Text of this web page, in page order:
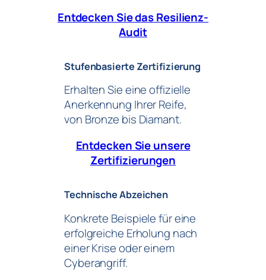
Entdecken Sie das Resilienz-
Audit
Stufenbasierte Zertifizierung
Erhalten Sie eine offizielle
Anerkennung Ihrer Reife,
von Bronze bis Diamant.
Entdecken Sie unsere
Zertifizierungen
Technische Abzeichen
Konkrete Beispiele für eine
erfolgreiche Erholung nach
einer Krise oder einem
Cyberangriff.